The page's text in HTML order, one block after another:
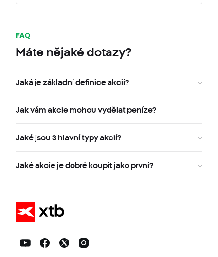
FAQ
Máte nějaké dotazy?
Jaká je základní definice akcií?
Jak vám akcie mohou vydělat peníze?
Jaké jsou 3 hlavní typy akcií?
Jaké akcie je dobré koupit jako první?